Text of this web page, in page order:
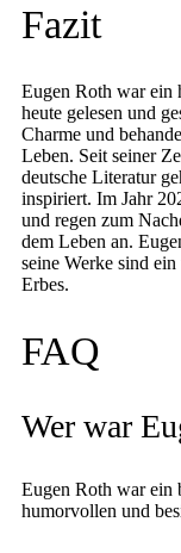
Fazit
Eugen Roth war ein
heute gelesen und
Charme und
Leben. Seit seiner
deutsche Literatur
inspiriert. Im Jahr
und regen zum
dem Leben an.
seine Werke sind
Erbes.
FAQ
Wer war
Eugen Roth war ein
humorvollen und